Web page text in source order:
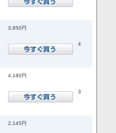
3,850円
4
4,180円
3
2,145円